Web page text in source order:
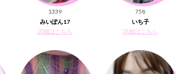
1339
みいぽん17
詳細はこちら
758
いち子
詳細はこちら